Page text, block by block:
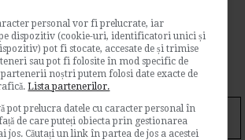
de catre beneficiari a
fata de bugetul local pentru
le detin in proprietate.
de beneficii de asistenta
personal vor fi prelucrate, iar
dispozitiv (cookie-uri, identificatori unici și
pot fi stocate, accesate de și trimise
sau pot fi folosite în mod specific de
partenerii noștri putem folosi date exacte de
Lista partenerilor.
prelucra datele cu caracter personal în
de care puteți obiecta prin gestionarea
jos. Căutați un link în partea de jos a acestei